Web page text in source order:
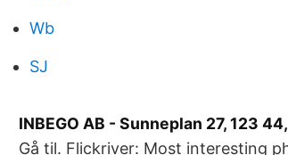
Wb
SJ
INBEGO AB - Sunneplan 27, 123
Gå til. Flickriver: Most interesting